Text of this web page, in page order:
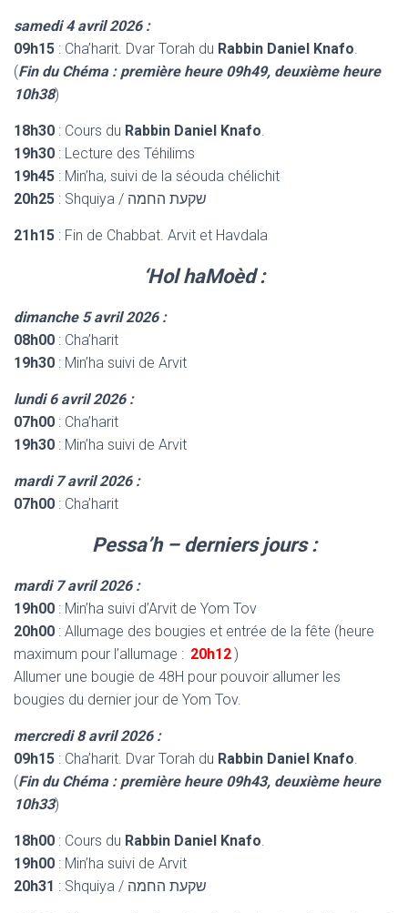
samedi 4 avril 2026 :
09h15 : Cha’harit. Dvar Torah du Rabbin Daniel Knafo.
(Fin du Chéma : première heure 09h49, deuxième heure
10h38)
18h30 : Cours du Rabbin Daniel Knafo.
19h30 : Lecture des Téhilims
19h45 : Min’ha, suivi de la séouda chélichit
20h25
: Shquiya / שקעת החמה
21h15 : Fin de Chabbat. Arvit et Havdala
‘Hol haMoèd :
dimanche 5 avril 2026 :
08h00 : Cha’harit
19h30 : Min’ha suivi de Arvit
lundi 6 avril 2026 :
07h00 : Cha’harit
19h30 : Min’ha suivi de Arvit
mardi 7 avril 2026 :
07h00 : Cha’harit
Pessa’h – derniers jours :
mardi 7 avril 2026 :
19h00 : Min’ha suivi d’Arvit de Yom Tov
20h00 : Allumage des bougies et entrée de la fête (heure
maximum pour l’allumage : 20h12)
Allumer une bougie de 48H pour pouvoir allumer les
bougies du dernier jour de Yom Tov.
mercredi 8 avril 2026 :
09h15 : Cha’harit. Dvar Torah du Rabbin Daniel Knafo.
(Fin du Chéma : première heure 09h43, deuxième heure
10h33)
18h00 : Cours du Rabbin Daniel Knafo.
19h00 : Min’ha suivi de Arvit
20h31
: Shquiya / שקעת החמה